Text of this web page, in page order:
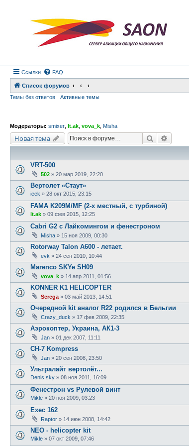
Ссылки FAQ
Список форумов
Темы без ответов
Активные темы
Модераторы: smixer lt.ak vova_k Misha
Новая тема Поиск
VRT-500
502 » 20 мар 2019, 22:20
Вертолет «Стаут»
ieek » 28 окт 2015, 23:15
FAMA K209M/MF (2-х местный, с турбиной)
lt.ak » 09 фев 2015, 12:25
Cabri G2 с Лайкомингом и фенестроном
Misha » 15 ноя 2009, 00:30
Rotorway Talon A600 - летает.
evk » 24 сен 2010, 10:44
Marenco SKYe SH09
vova_k » 14 апр 2011, 01:56
KONNER K1 HELICOPTER
Serega » 03 май 2013, 14:51
Очередной kit аналог R22 родился в Бельгии
Crazy_duck » 17 фев 2009, 22:35
Аэрокоптер, Украина, АК1-3
Jan » 01 дек 2007, 11:11
CH-7 Kompress
Jan » 20 сен 2008, 23:50
Ультралайт вертолёт...
Denis sky » 08 ноя 2011, 16:09
Фенестрон vs Рулевой винт
Mikle » 20 ноя 2009, 03:23
Exec 162
Raptor » 14 июн 2008, 14:42
NEO - helicopter kit
Mikle » 07 окт 2009, 07:46